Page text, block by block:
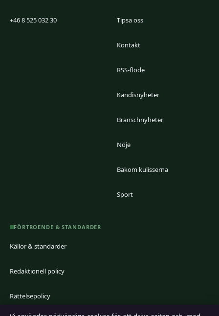
+46 8 525 032 30 Tipsa oss
Kontakt
RSS-flöde
Kändisnyheter
Branschnyheter
Nöje
Bakom kulisserna
Sport
FÖRTROENDE & STANDARDER
Källor & standarder
Redaktionell policy
Rättelsepolicy